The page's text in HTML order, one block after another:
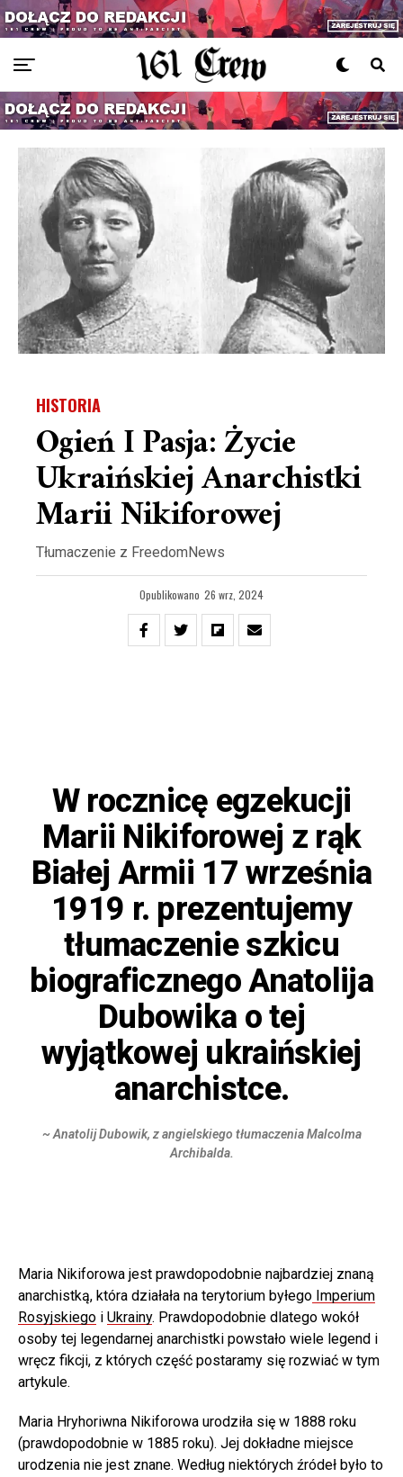
HISTORIA
Ogień I Pasja: Życie
Ukraińskiej Anarchistki
Marii Nikiforowej
Tłumaczenie z FreedomNews
Opublikowano 26 wrz, 2024
W rocznicę egzekucji
Marii Nikiforowej z rąk
Białej Armii 17 września
1919 r. prezentujemy
tłumaczenie szkicu
biograficznego Anatolija
Dubowika o tej
wyjątkowej ukraińskiej
anarchistce.
~ Anatolij Dubowik, z angielskiego tłumaczenia Malcolma
Archibalda.
Maria Nikiforowa jest prawdopodobnie najbardziej znaną
anarchistką, która działała na terytorium byłego Imperium
Rosyjskiego i Ukrainy. Prawdopodobnie dlatego wokół
osoby tej legendarnej anarchistki powstało wiele legend i
wręcz fikcji, z których część postaramy się rozwiać w tym
artykule.
Maria Hryhoriwna Nikiforowa urodziła się w 1888 roku
(prawdopodobnie w 1885 roku). Jej dokładne miejsce
urodzenia nie jest znane. Według niektórych źródeł było to